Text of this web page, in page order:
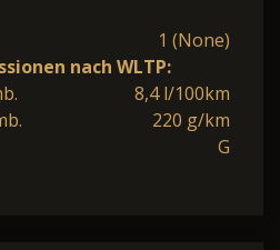
1 (None)
nach WLTP:
8,4 l/100km
220 g/km
G